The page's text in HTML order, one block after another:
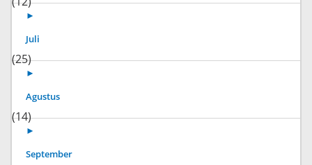
►
Juli
(25)
►
Agustus
(14)
►
September